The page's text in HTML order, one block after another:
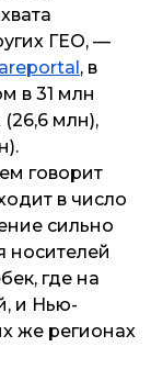
ГЕО, —
, в
в 31 млн
млн),
говорит
в число
сильно
носителей
где на
и Нью-
же регионах